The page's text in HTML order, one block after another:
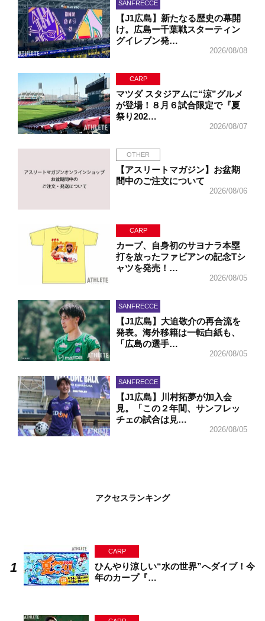
SANFRECCE
【J1広島】新たなる歴史の幕開
け。広島ー千葉戦スターティン
グイレブン発…
2026/08/08
CARP
マツダ スタジアムに“涼”グルメ
が登場！８月６試合限定で『夏
祭り202…
2026/08/07
OTHER
【アスリートマガジン】お盆期
間中のご注文について
2026/08/06
CARP
カープ、自身初のサヨナラ本塁
打を放ったファビアンの記念Tシ
ャツを発売！…
2026/08/05
SANFRECCE
【J1広島】大迫敬介の再合流を
発表。海外移籍は一転白紙も、
「広島の選手…
2026/08/05
SANFRECCE
【J1広島】川村拓夢が加入会
見。「この２年間、サンフレッ
チェの試合は見…
2026/08/05
アクセスランキング
CARP
ひんやり涼しい“水の世界”へダイブ！今
年のカープ『…